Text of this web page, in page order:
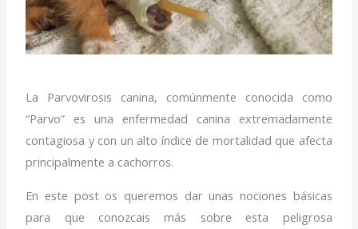
La Parvovirosis canina, comúnmente conocida como
“Parvo” es una enfermedad canina extremadamente
contagiosa y con un alto índice de mortalidad que afecta
principalmente a cachorros.
En este post os queremos dar unas nociones básicas
para que conozcais más sobre esta peligrosa